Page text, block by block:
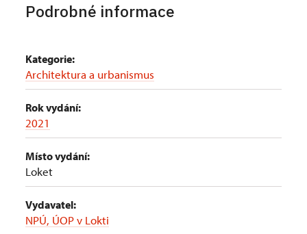
Podrobné informace
Kategorie:
Architektura a urbanismus
Rok vydání:
2021
Místo vydání:
Loket
Vydavatel:
NPÚ, ÚOP v Lokti